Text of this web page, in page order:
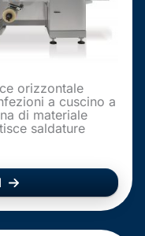
orizzontale
a cuscino a
di materiale
saldature